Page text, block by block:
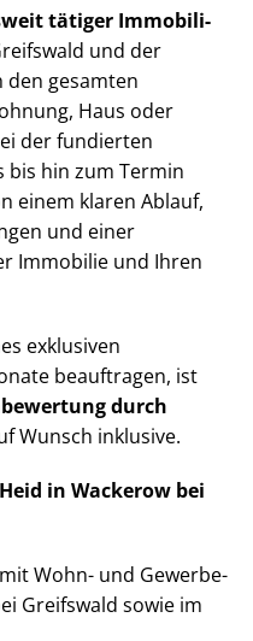
tätiger Im­mo­bi­li­
und der
den gesamten
Haus oder
der fundierten
bis hin zum Termin
einem klaren Ablauf,
und einer
Immobilie und Ihren
exklusiven
beauftragen, ist
durch
Wunsch inklusive.
in Wackerow bei
mit Wohn- und Ge­wer­be­
Greifswald sowie im